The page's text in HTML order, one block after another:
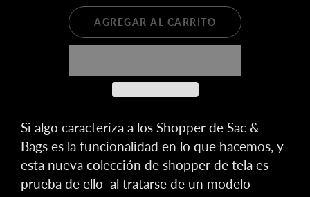
AGREGAR AL CARRITO
Si algo caracteriza a los Shopper de Sac &
Bags es la funcionalidad en lo que hacemos, y
esta nueva colección de shopper de tela es
prueba de ello al tratarse de un modelo